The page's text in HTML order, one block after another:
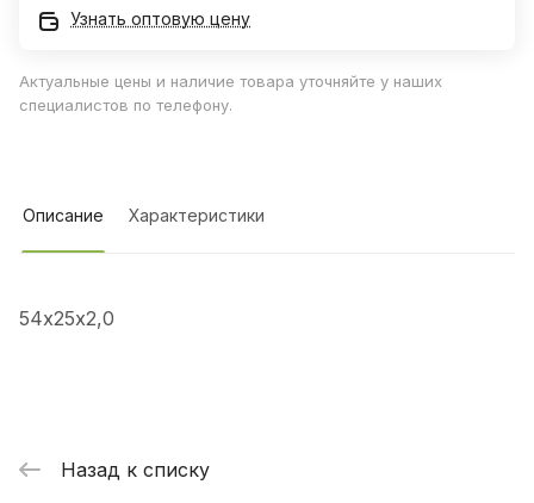
Узнать оптовую цену
Актуальные цены и наличие товара уточняйте у наших
специалистов по телефону.
Описание Характеристики
54х25х2,0
Назад к списку